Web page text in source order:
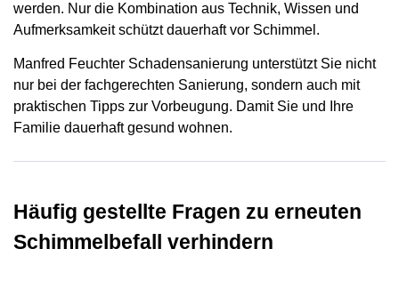
werden. Nur die Kombination aus Technik, Wissen und
Aufmerksamkeit schützt dauerhaft vor Schimmel.
Manfred Feuchter Schadensanierung unterstützt Sie nicht
nur bei der fachgerechten Sanierung, sondern auch mit
praktischen Tipps zur Vorbeugung. Damit Sie und Ihre
Familie dauerhaft gesund wohnen.
Häufig gestellte Fragen zu erneuten
Schimmelbefall verhindern